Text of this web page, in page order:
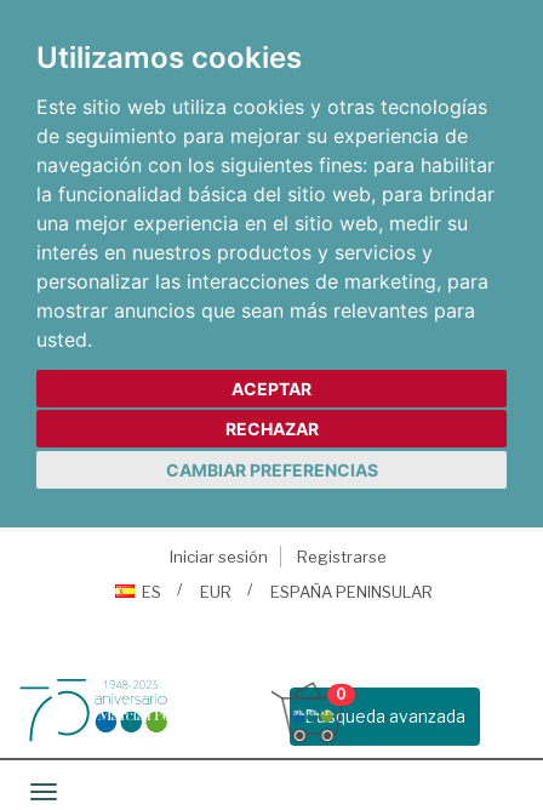
Utilizamos cookies
Este sitio web utiliza cookies y otras tecnologías
de seguimiento para mejorar su experiencia de
navegación con los siguientes fines: para habilitar
la funcionalidad básica del sitio web, para brindar
una mejor experiencia en el sitio web, medir su
interés en nuestros productos y servicios y
personalizar las interacciones de marketing, para
mostrar anuncios que sean más relevantes para
usted.
ACEPTAR
RECHAZAR
CAMBIAR PREFERENCIAS
Iniciar sesión
Registrarse
ES
EUR ESPAÑA PENINSULAR
Busqueda avanzada
0
Toggle navigation